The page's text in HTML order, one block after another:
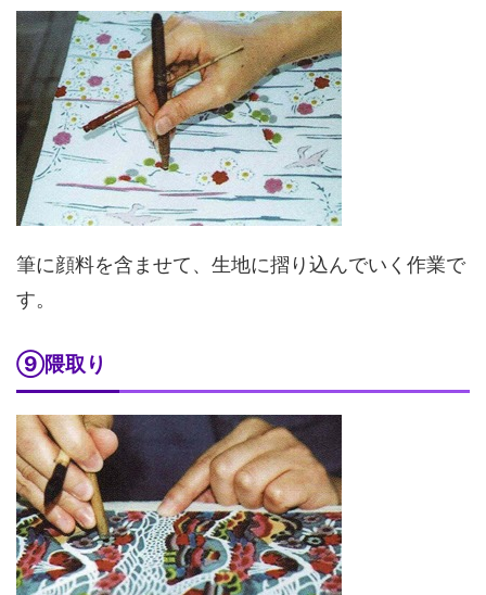
筆に顔料を含ませて、生地に摺り込んでいく作業で
す。
⑨隈取り